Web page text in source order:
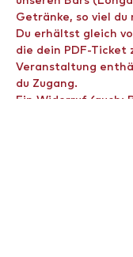
Getränke, so viel du
Du erhältst gleich
die dein PDF-Ticket
Veranstaltung
du Zugang.
Ein Widerruf (auch: